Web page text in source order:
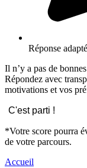
Réponse
Il n’y a pas de
Répondez avec
motivations et vos
C'est parti !
*Votre score pourra
de votre parcours.
Accueil